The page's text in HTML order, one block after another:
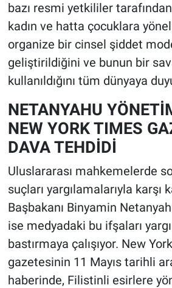
bazı resmi yetkililer
kadın ve hatta çocuklara
organize bir cinsel şiddet
geliştirildiğini ve bunun bir
kullanıldığını tüm dünyaya
NETANYAHU
NEW YORK TIMES
DAVA TEHDİDİ
Uluslararası mahkemelerde
suçları yargılamalarıyla karşı
Başbakanı Binyamin
ise medyadaki bu ifşaları
bastırmaya çalışıyor. New
gazetesinin 11 Mayıs tarihli
haberinde, Filistinli esirlere